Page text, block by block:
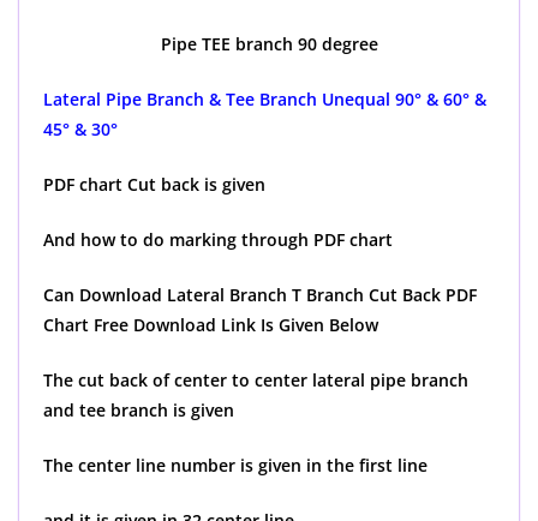
Pipe TEE branch 90 degree
Lateral Pipe Branch & Tee Branch Unequal 90° & 60° &
45° & 30°
PDF chart Cut back is given
And how to do marking through PDF chart
Can Download Lateral Branch T Branch Cut Back PDF
Chart Free Download Link Is Given Below
The cut back of center to center lateral pipe branch
and tee branch is given
The center line number is given in the first line